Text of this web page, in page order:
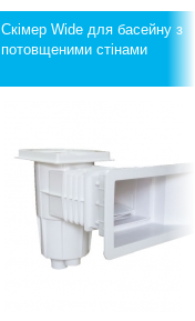
Скімер Wide для басейну з
потовщеними стінами